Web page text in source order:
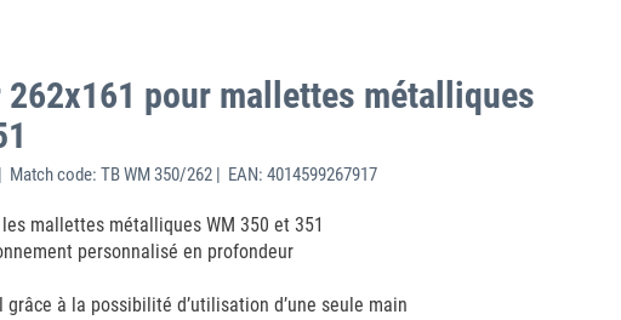
262x161 pour mallettes métalliques
Match code: TB WM 350/262 | EAN: 4014599267917
mallettes métalliques WM 350 et 351
personnalisé en profondeur
à la possibilité d’utilisation d’une seule main